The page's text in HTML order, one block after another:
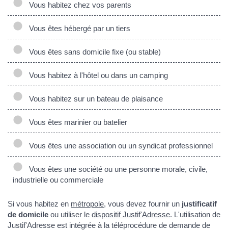
Vous habitez chez vos parents
Vous êtes hébergé par un tiers
Vous êtes sans domicile fixe (ou stable)
Vous habitez à l'hôtel ou dans un camping
Vous habitez sur un bateau de plaisance
Vous êtes marinier ou batelier
Vous êtes une association ou un syndicat professionnel
Vous êtes une société ou une personne morale, civile,
industrielle ou commerciale
Si vous habitez en métropole, vous devez fournir un justificatif
de domicile ou utiliser le dispositif Justif'Adresse. L'utilisation de
Justif'Adresse est intégrée à la téléprocédure de demande de